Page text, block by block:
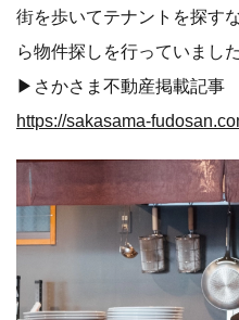
街を歩いてテナントを探す
ら物件探しを行っていました
▶さかさま不動産掲載記事